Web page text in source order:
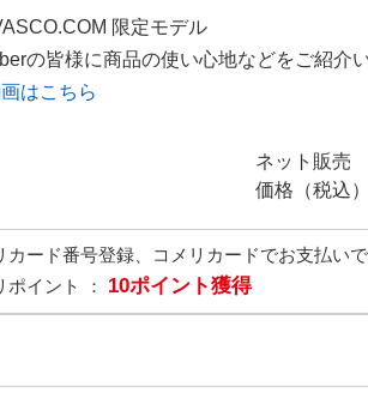
限定モデル
の皆様に商品の使い心地などをご紹介
はこちら
ネット販売
価格（税込）
カード番号登録、コメリカードでお支払いで
ポイント ： 10ポイント獲得